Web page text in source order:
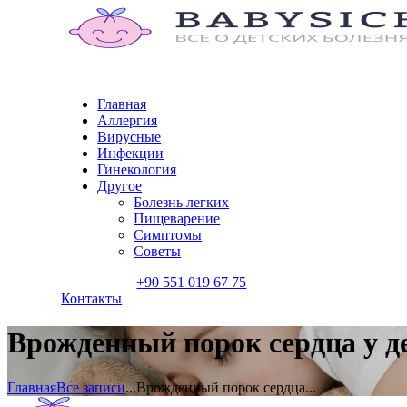
Главная
Аллергия
Вирусные
Инфекции
Гинекология
Другое
Болезнь легких
Пищеварение
Симптомы
Советы
+90 551 019 67 75
Контакты
Врожденный порок сердца у
ГлавнаяВсе записи...Врожденный порок сердца...